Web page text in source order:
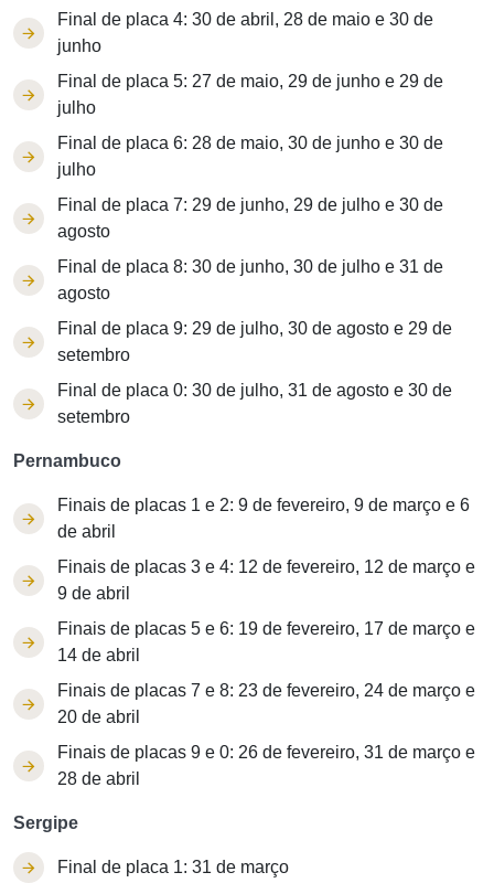
Final de placa 4: 30 de abril, 28 de maio e 30 de
junho
Final de placa 5: 27 de maio, 29 de junho e 29 de
julho
Final de placa 6: 28 de maio, 30 de junho e 30 de
julho
Final de placa 7: 29 de junho, 29 de julho e 30 de
agosto
Final de placa 8: 30 de junho, 30 de julho e 31 de
agosto
Final de placa 9: 29 de julho, 30 de agosto e 29 de
setembro
Final de placa 0: 30 de julho, 31 de agosto e 30 de
setembro
Pernambuco
Finais de placas 1 e 2: 9 de fevereiro, 9 de março e 6
de abril
Finais de placas 3 e 4: 12 de fevereiro, 12 de março e
9 de abril
Finais de placas 5 e 6: 19 de fevereiro, 17 de março e
14 de abril
Finais de placas 7 e 8: 23 de fevereiro, 24 de março e
20 de abril
Finais de placas 9 e 0: 26 de fevereiro, 31 de março e
28 de abril
Sergipe
Final de placa 1: 31 de março